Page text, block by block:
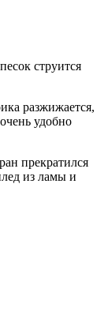
струится
разжижается,
удобно
прекратился
из ламы и